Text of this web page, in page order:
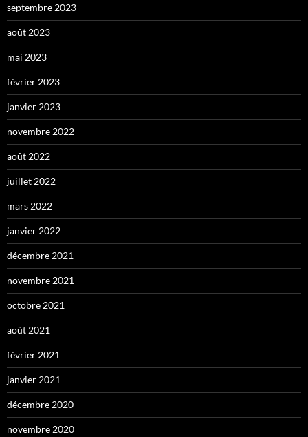
septembre 2023
août 2023
mai 2023
février 2023
janvier 2023
novembre 2022
août 2022
juillet 2022
mars 2022
janvier 2022
décembre 2021
novembre 2021
octobre 2021
août 2021
février 2021
janvier 2021
décembre 2020
novembre 2020